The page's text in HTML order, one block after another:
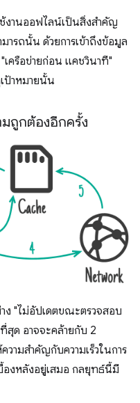
งานออฟไลน์เป็นสิ่งสำคัญ
ารถนั้น ด้วยการเข้าถึงข้อมูล
เครือข่ายก่อน แคชวินาที"
ป้าหมายนั้น
ถูกต้องอีกครั้ง
"ไม่อัปเดตขณะตรวจสอบ
สุด อาจจะคล้ายกับ 2
ามสำคัญกับความเร็วในการ
องหลังอยู่เสมอ กลยุทธ์นี้มี